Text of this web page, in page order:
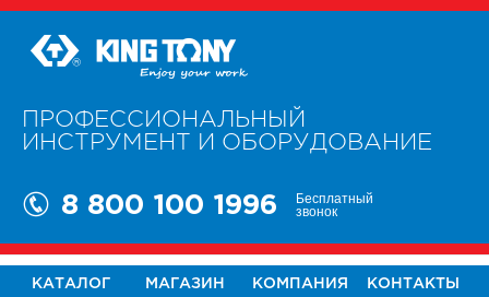
ПРОФЕССИОНАЛЬНЫЙ
ИНСТРУМЕНТ И ОБОРУДОВАНИЕ
8 800 100 1996 Бесплатный
звонок
КАТАЛОГ МАГАЗИН КОМПАНИЯ КОНТАКТЫ